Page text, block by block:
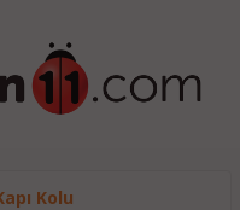
Kolu